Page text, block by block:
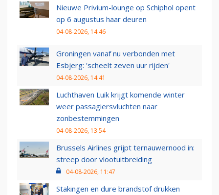
Nieuwe Privium-lounge op Schiphol opent
op 6 augustus haar deuren
04-08-2026, 14:46
Groningen vanaf nu verbonden met
Esbjerg: 'scheelt zeven uur rijden'
04-08-2026, 14:41
Luchthaven Luik krijgt komende winter
weer passagiersvluchten naar
zonbestemmingen
04-08-2026, 13:54
Brussels Airlines grijpt ternauwernood in:
streep door vlootuitbreiding
04-08-2026, 11:47
Stakingen en dure brandstof drukken